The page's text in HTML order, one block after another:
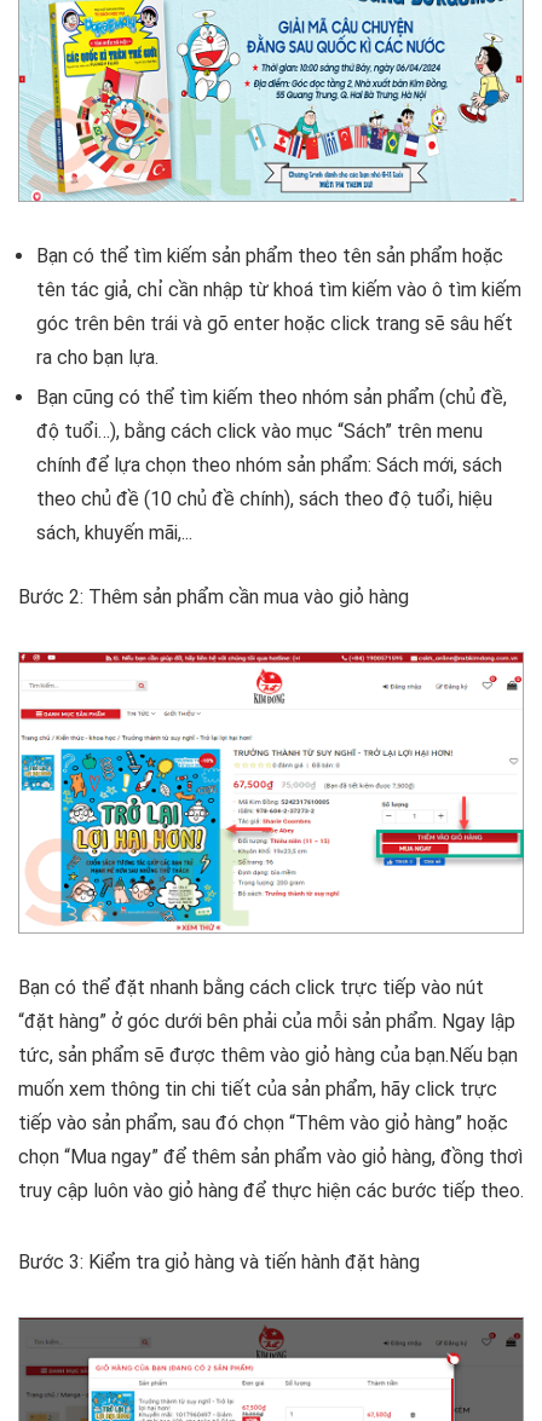
Bạn có thể tìm kiếm sản phẩm theo tên sản phẩm hoặc
tên tác giả, chỉ cần nhập từ khoá tìm kiếm vào ô tìm kiếm
góc trên bên trái và gõ enter hoặc click trang sẽ sâu hết
ra cho bạn lựa.
Bạn cũng có thể tìm kiếm theo nhóm sản phẩm (chủ đề,
độ tuổi…), bằng cách click vào mục “Sách” trên menu
chính để lựa chọn theo nhóm sản phẩm: Sách mới, sách
theo chủ đề (10 chủ đề chính), sách theo độ tuổi, hiệu
sách, khuyến mãi,...
Bước 2: Thêm sản phẩm cần mua vào giỏ hàng
Bạn có thể đặt nhanh bằng cách click trực tiếp vào nút
“đặt hàng” ở góc dưới bên phải của mỗi sản phẩm. Ngay lập
tức, sản phẩm sẽ được thêm vào giỏ hàng của bạn.Nếu bạn
muốn xem thông tin chi tiết của sản phẩm, hãy click trực
tiếp vào sản phẩm, sau đó chọn “Thêm vào giỏ hàng” hoặc
chọn “Mua ngay” để thêm sản phẩm vào giỏ hàng, đồng thơì
truy cập luôn vào giỏ hàng để thực hiện các bước tiếp theo.
Bước 3: Kiểm tra giỏ hàng và tiến hành đặt hàng